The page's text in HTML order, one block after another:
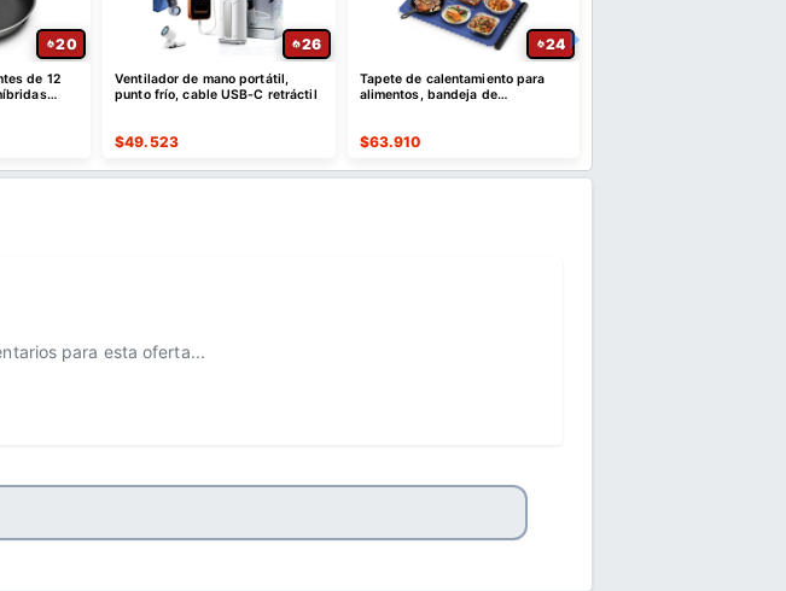
20
sin
de 3000
22
Juego de edredón queen de 7
piezas
$105.475
22
Tostadora inteligente con
pantalla táctil de 2 rebanadas
$95.881
para esta oferta...